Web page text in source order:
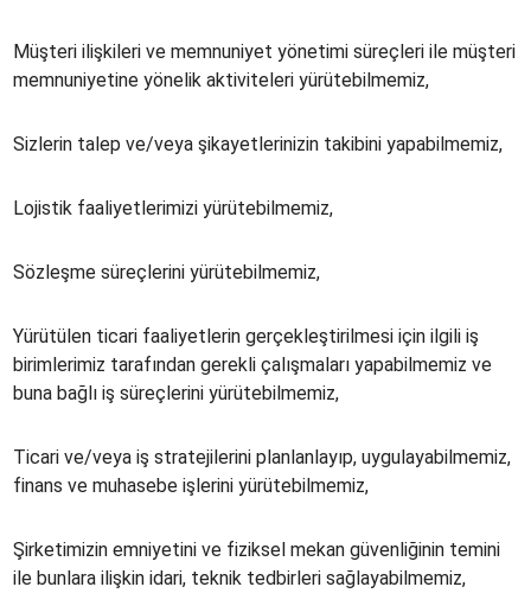
Müşteri ilişkileri ve memnuniyet yönetimi süreçleri ile müşteri
memnuniyetine yönelik aktiviteleri yürütebilmemiz,
Sizlerin talep ve/veya şikayetlerinizin takibini yapabilmemiz,
Lojistik faaliyetlerimizi yürütebilmemiz,
Sözleşme süreçlerini yürütebilmemiz,
Yürütülen ticari faaliyetlerin gerçekleştirilmesi için ilgili iş
birimlerimiz tarafından gerekli çalışmaları yapabilmemiz ve
buna bağlı iş süreçlerini yürütebilmemiz,
Ticari ve/veya iş stratejilerini planlanlayıp, uygulayabilmemiz,
finans ve muhasebe işlerini yürütebilmemiz,
Şirketimizin emniyetini ve fiziksel mekan güvenliğinin temini
ile bunlara ilişkin idari, teknik tedbirleri sağlayabilmemiz,